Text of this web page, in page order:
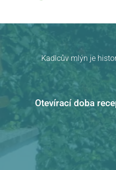
Pension Kadlcův mlýn v Brně
Kadlcův mlýn je
Otevírací doba